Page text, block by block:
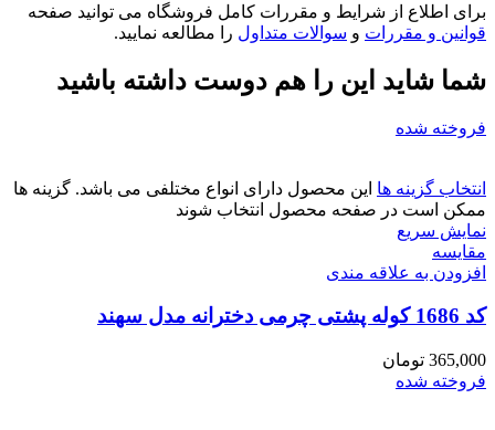
برای اطلاع از شرایط و مقررات کامل فروشگاه می توانید صفحه
قوانین و مقررات و سوالات متداول را مطالعه نمایید.
شما شاید این را هم دوست داشته باشید
فروخته شده
انتخاب گزینه ها این محصول دارای انواع مختلفی می باشد. گزینه ها
ممکن است در صفحه محصول انتخاب شوند
نمایش سریع
مقايسه
افزودن به علاقه مندی
کد 1686 کوله پشتی چرمی دخترانه مدل سهند
365,000 تومان
فروخته شده